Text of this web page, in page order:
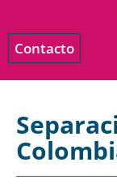
Contacto